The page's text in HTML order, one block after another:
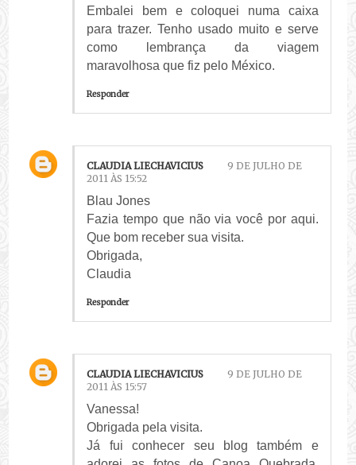
Embalei bem e coloquei numa caixa
para trazer. Tenho usado muito e serve
como lembrança da viagem
maravolhosa que fiz pelo México.
Responder
CLAUDIA LIECHAVICIUS
9 DE JULHO DE
2011 ÀS 15:52
Blau Jones
Fazia tempo que não via você por aqui.
Que bom receber sua visita.
Obrigada,
Claudia
Responder
CLAUDIA LIECHAVICIUS
9 DE JULHO DE
2011 ÀS 15:57
Vanessa!
Obrigada pela visita.
Já fui conhecer seu blog também e